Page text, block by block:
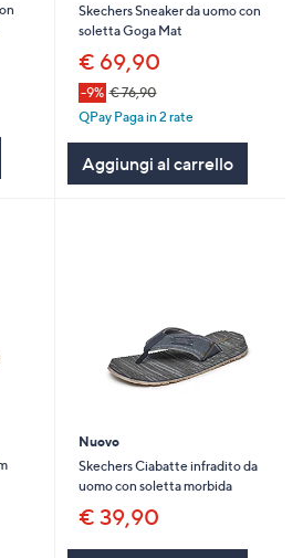
Skechers Sneaker da uomo con
soletta Goga Mat
€ 69,90
-9% € 76,90
QPay Paga in 2 rate
Aggiungi al carrello
Nuovo
Skechers Ciabatte infradito da
uomo con soletta morbida
€ 39,90